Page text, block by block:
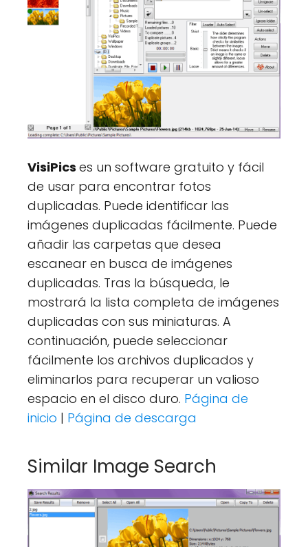
VisiPics es un software gratuito y fácil
de usar para encontrar fotos
duplicadas. Puede identificar las
imágenes duplicadas fácilmente. Puede
añadir las carpetas que desea
escanear en busca de imágenes
duplicadas. Tras la búsqueda, le
mostrará la lista completa de imágenes
duplicadas con sus miniaturas. A
continuación, puede seleccionar
fácilmente los archivos duplicados y
eliminarlos para recuperar un valioso
espacio en el disco duro. Página de
inicio | Página de descarga
Similar Image Search